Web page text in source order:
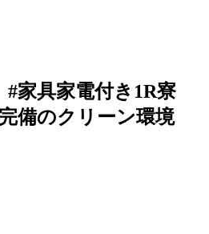
家具家電付き1R寮
備のクリーン環境